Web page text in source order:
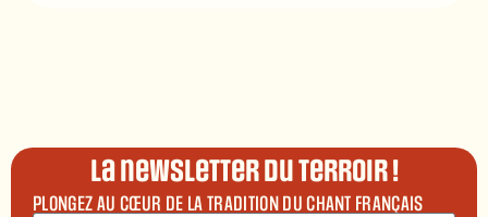
La newsletter du terroir !
PLONGEZ AU CŒUR DE LA TRADITION DU CHANT FRANÇAIS